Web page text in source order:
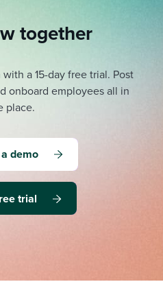
together
a 15-day free trial. Post
onboard employees all in
place.
demo
trial